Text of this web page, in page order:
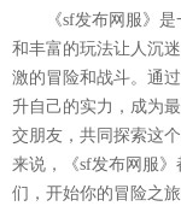
《sf发布网服》
和丰富的玩法让人沉
激的冒险和战斗。通
升自己的实力，成为
交朋友，共同探索这
来说，《sf发布网服
们，开始你的冒险之旅